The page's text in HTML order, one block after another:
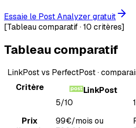
Essaie le Post Analyzer gratuit
[Tableau comparatif · 10 critères]
Tableau comparatif
LinkPost vs PerfectPost·
Critère
LinkPost
Prix
5/10
99€/mois ou